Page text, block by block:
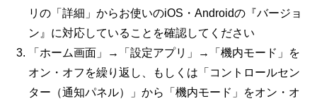
リの「詳細」からお使いのiOS・Androidの『バージョ
ン』に対応していることを確認してください
「ホーム画面」→「設定アプリ」→「機内モード」を
オン・オフを繰り返し、もしくは「コントロールセン
ター（通知パネル）」から「機内モード」をオン・オ